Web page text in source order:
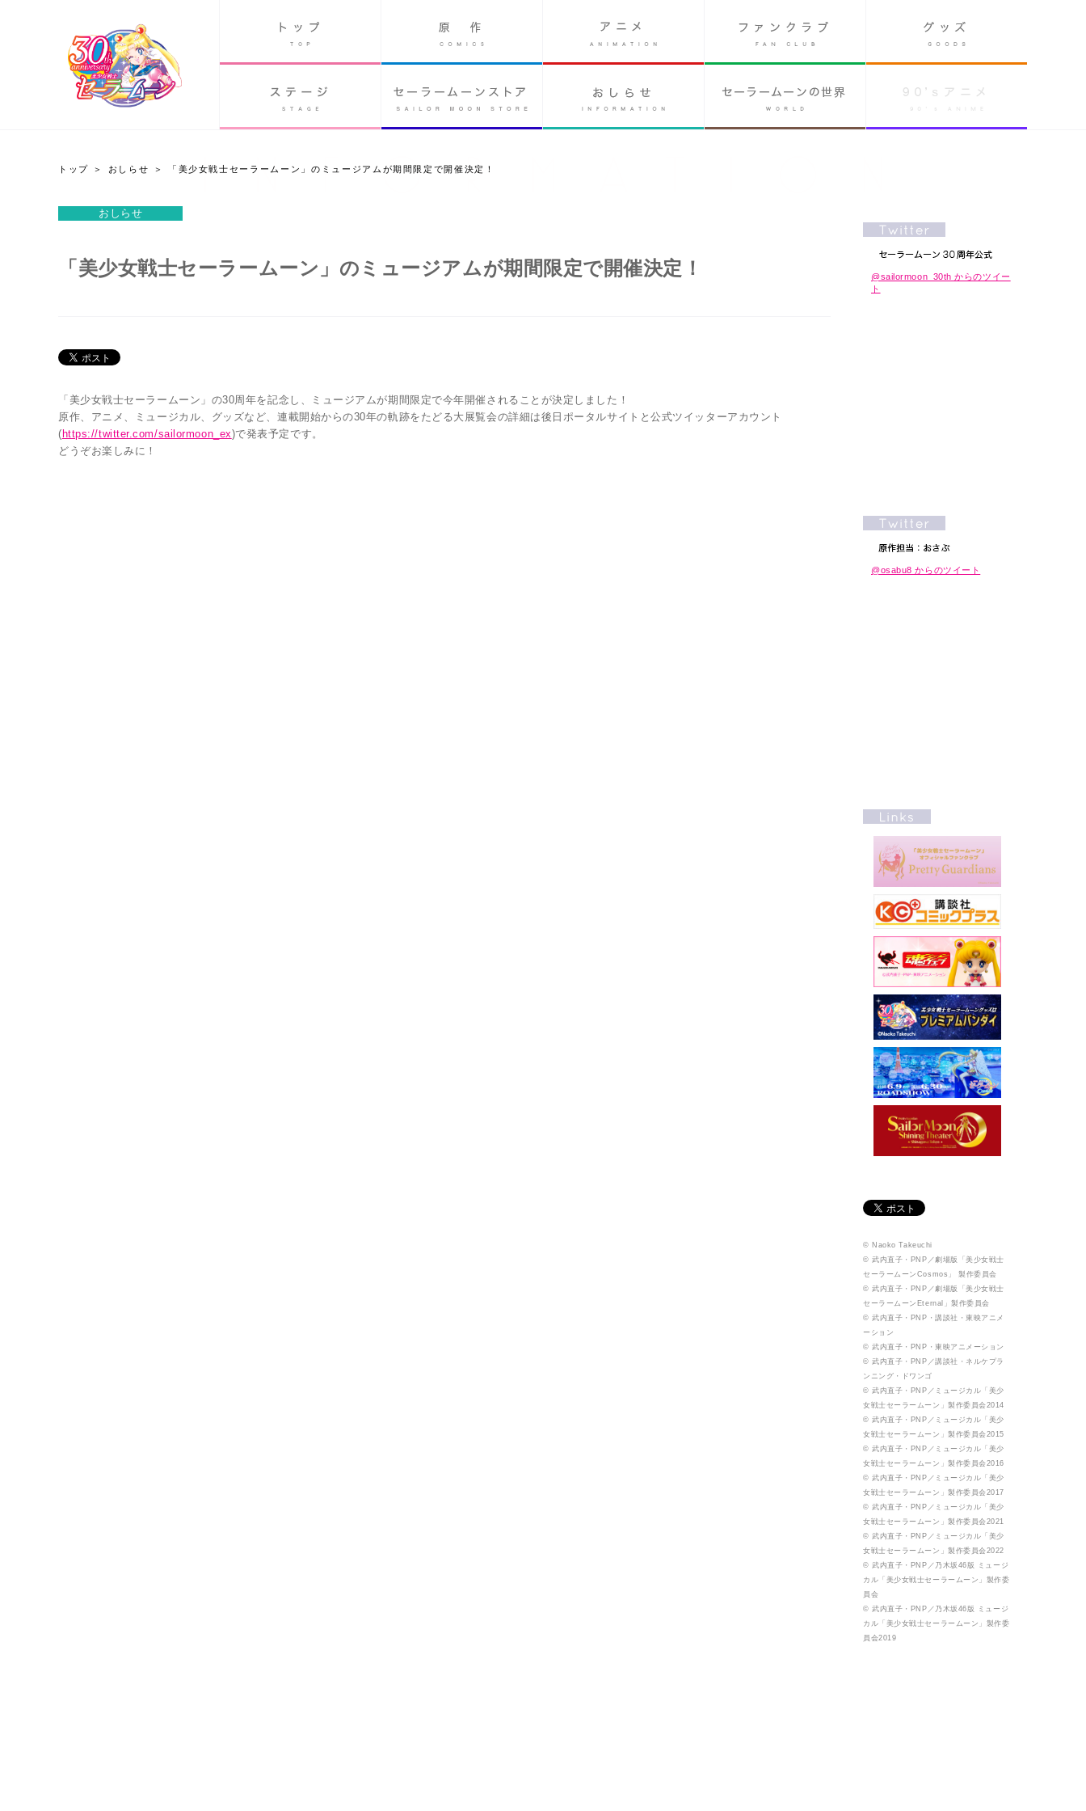
90's アニメPAST ANIME
トップ おしらせ 「美少女戦士セーラームーン」のミュージアムが期間限定で開催決定！
おしらせ
「美少女戦士セーラームーン」のミュージアムが期間限定で開催決定！
「美少女戦士セーラームーン」の30周年を記念し、ミュージアムが期間限定で今年開催されることが決定しました！
原作、アニメ、ミュージカル、グッズなど、連載開始からの30年の軌跡をたどる大展覧会の詳細は後日ポータルサイトと公式ツイッターアカウント
( https://twitter.com/sailormoon_ex)で発表予定です。
どうぞお楽しみに！
@sailormoon_30th からのツイー
ト
@osabu8 からのツイート
© Naoko Takeuchi
© 武内直子・PNP／劇場版「美少女戦士
セーラームーンCosmos」 製作委員会
© 武内直子・PNP／劇場版「美少女戦士
セーラームーンEternal」製作委員会
© 武内直子・PNP・講談社・東映アニメ
ーション
© 武内直子・PNP・東映アニメーション
© 武内直子・PNP／講談社・ネルケプラ
ンニング・ドワンゴ
© 武内直子・PNP／ミュージカル「美少
女戦士セーラームーン」製作委員会2014
© 武内直子・PNP／ミュージカル「美少
女戦士セーラームーン」製作委員会2015
© 武内直子・PNP／ミュージカル「美少
女戦士セーラームーン」製作委員会2016
© 武内直子・PNP／ミュージカル「美少
女戦士セーラームーン」製作委員会2017
© 武内直子・PNP／ミュージカル「美少
女戦士セーラームーン」製作委員会2021
© 武内直子・PNP／ミュージカル「美少
女戦士セーラームーン」製作委員会2022
© 武内直子・PNP／乃木坂46版 ミュージ
カル「美少女戦士セーラームーン」製作委
員会
© 武内直子・PNP／乃木坂46版 ミュージ
カル「美少女戦士セーラームーン」製作委
員会2019